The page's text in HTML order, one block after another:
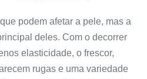
podem afetar a pele, mas a
deles. Com o decorrer
elasticidade, o frescor,
rugas e uma variedade